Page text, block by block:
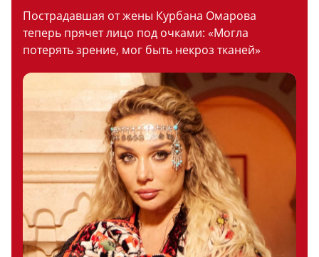
Пострадавшая от жены Курбана Омарова
теперь прячет лицо под очками: «Могла
потерять зрение, мог быть некроз тканей»